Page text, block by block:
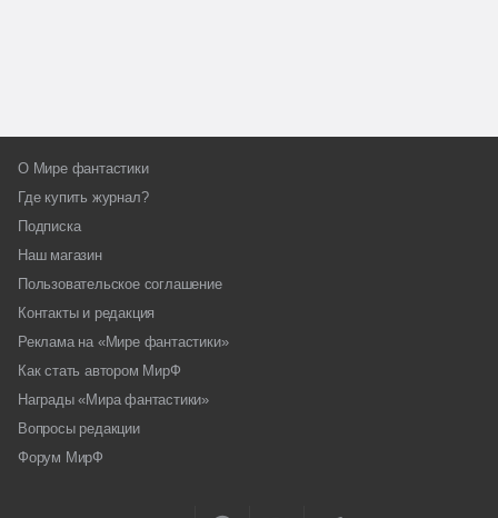
О Мире фантастики
Где купить журнал?
Подписка
Наш магазин
Пользовательское соглашение
Контакты и редакция
Реклама на «Мире фантастики»
Как стать автором МирФ
Награды «Мира фантастики»
Вопросы редакции
Форум МирФ